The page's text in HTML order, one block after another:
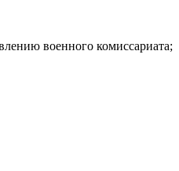
военного комиссариата;